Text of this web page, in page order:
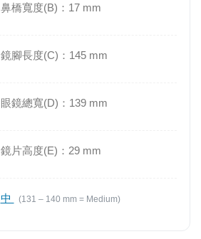
鼻橋寬度(B)：17 mm
鏡腳長度(C)：145 mm
眼鏡總寬(D)：139 mm
鏡片高度(E)：29 mm
中 (131 – 140 mm = Medium)